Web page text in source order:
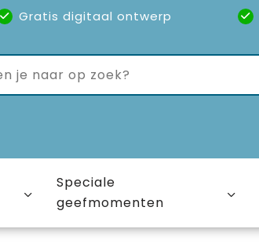
Gratis digitaal ontwerp
Speciale
geefmomenten